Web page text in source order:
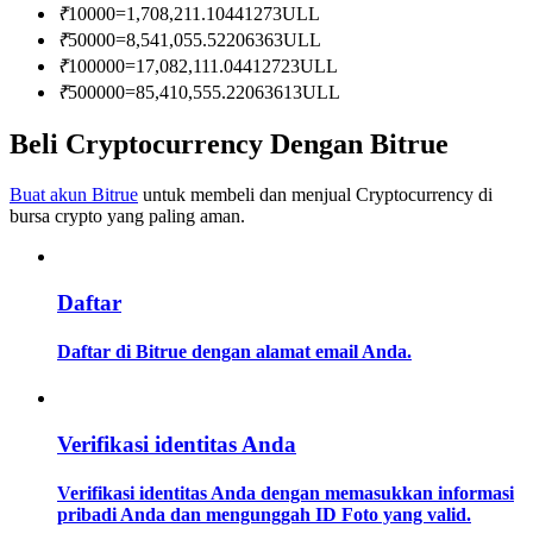
Panduan Pemula Berjangka
Strategi perdagangan
Pelajari cara untuk tetap menghasilkan keuntungan
₹10000=1,708,211.10441273ULL
₹50000=8,541,055.52206363ULL
₹100000=17,082,111.04412723ULL
₹500000=85,410,555.22063613ULL
Beli Cryptocurrency Dengan Bitrue
Buat akun Bitrue untuk membeli dan menjual Cryptocurrency di
bursa crypto yang paling aman.
Daftar
Daftar di Bitrue dengan alamat email Anda.
Verifikasi identitas Anda
Verifikasi identitas Anda dengan memasukkan informasi
pribadi Anda dan mengunggah ID Foto yang valid.